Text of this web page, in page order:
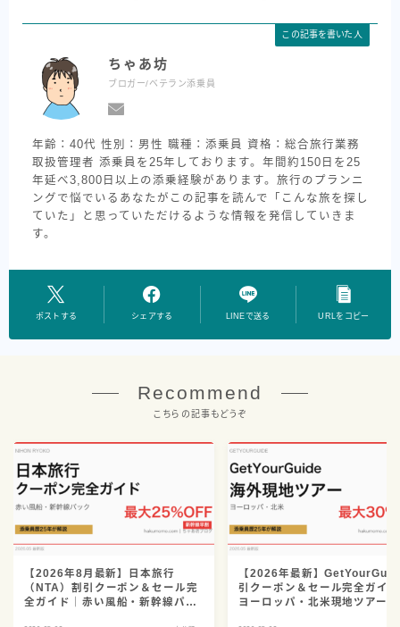
この記事を書いた人
ちゃあ坊
ブロガー/ベテラン添乗員
年齢：40代 性別：男性 職種：添乗員 資格：総合旅行業務
取扱管理者 添乗員を25年しております。年間約150日を25
年延べ3,800日以上の添乗経験があります。旅行のプランニ
ングで悩でいるあなたがこの記事を読んで「こんな旅を探し
ていた」と思っていただけるような情報を発信していきま
す。
ポストする シェアする LINEで送る URLをコピー
Recommend
こちらの記事もどうぞ
【2026年8月最新】日本旅行
（NTA）割引クーポン＆セール完
全ガイド｜赤い風船・新幹線パッ
【2026年最新】
引クーポン＆セール完全ガイ
ヨーロッパ・北米現地ツアー